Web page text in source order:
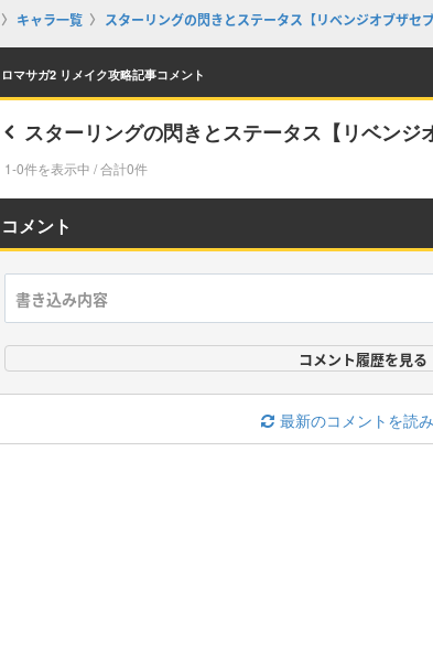
キャラ一覧 スターリングの閃きとステータス【リベンジオブザセブ
ロマサガ2 リメイク攻略記事コメント
スターリングの閃きとステータス【リベンジ
1-0件を表示中 / 合計0件
コメント
コメント履歴を見る
最新のコメントを読